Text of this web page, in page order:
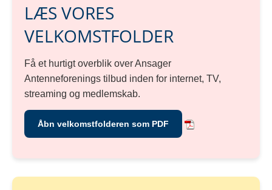
LÆS VORES
VELKOMSTFOLDER
Få et hurtigt overblik over Ansager
Antenneforenings tilbud inden for internet, TV,
streaming og medlemskab.
Åbn velkomstfolderen som PDF